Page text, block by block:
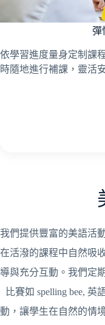
彈
依學習進度量身定制課
時隨地進行補課，靈活
我們提供豐富的美語活
在活潑的課程中自然吸
導與充分互動。我們定
比賽如 spelling bee,
動，讓學生在自然的情